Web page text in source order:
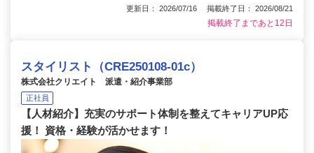
更新日： 2026/07/16 掲載終了日： 2026/08/21
掲載終了まであと12日
スタイリスト（CRE250108-01c）
株式会社クリエイト 派遣・紹介事業部
正社員
【人材紹介】充実のサポート体制を整えてキャリアUP応
援！ 資格・経験が活かせます！